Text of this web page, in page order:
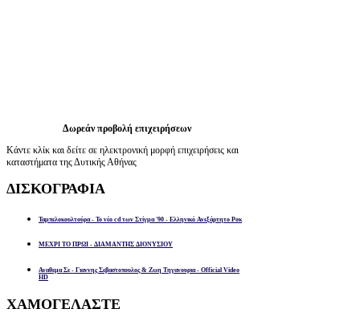
Δωρεάν προβολή επιχειρήσεων
Κάντε κλίκ και δείτε σε ηλεκτρονική μορφή επιχειρήσεις και
καταστήματα της Δυτικής Αθήνας
ΔΙΣΚΟΓΡΑΦΙΑ
Ταμπελοκουλτούρα - Το νέο cd των Στίγμα '90 - Ελληνικό Ανεξάρτητο Ροκ
ΜΕΧΡΙ ΤΟ ΠΡΩΙ - ΔΙΑΜΑΝΤΗΣ ΔΙΟΝΥΣΙΟΥ
Αναθεμα Σε - Γιαννης Σεβαστοπουλος & Ζωη Τηγανουρια - Official Video
HD
ΧΑΜΟΓΕΛΑΣΤΕ